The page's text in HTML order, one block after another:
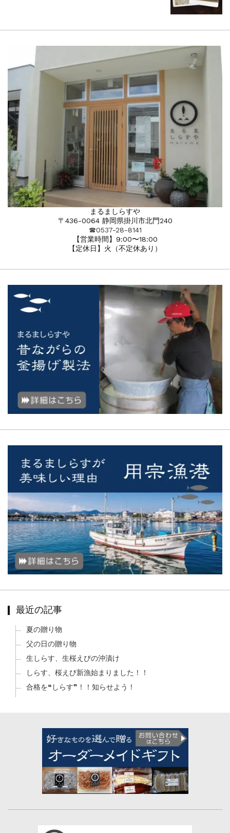
まるましらすや
〒436-0064 静岡県掛川市北門240
☎︎0537-28-8141
【営業時間】9:00〜18:00
【定休日】火（不定休あり）
最近の記事
夏の贈り物
父の日の贈り物
生しらす、生桜えびの沖漬け
しらす、桜えび新漁始まりました！！
合格を❝しらす❞！！知らせよう！